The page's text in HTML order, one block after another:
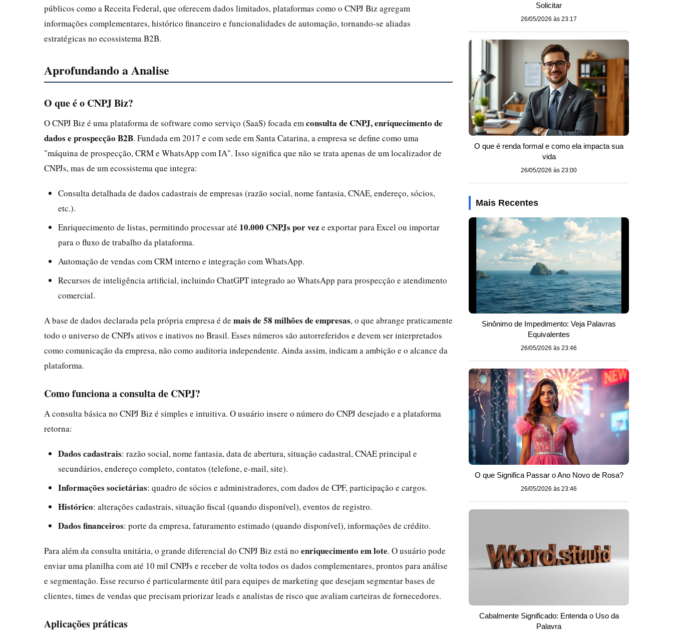
públicos como a Receita Federal, que oferecem dados limitados, plataformas como o CNPJ Biz agregam
informações complementares, histórico financeiro e funcionalidades de automação, tornando-se aliadas
estratégicas no ecossistema B2B.
Aprofundando a Analise
O que é o CNPJ Biz?
O CNPJ Biz é uma plataforma de software como serviço (SaaS) focada em consulta de CNPJ, enriquecimento de
dados e prospecção B2B. Fundada em 2017 e com sede em Santa Catarina, a empresa se define como uma
"máquina de prospecção, CRM e WhatsApp com IA". Isso significa que não se trata apenas de um localizador de
CNPJs, mas de um ecossistema que integra:
Consulta detalhada de dados cadastrais de empresas (razão social, nome fantasia, CNAE, endereço, sócios,
etc.).
Enriquecimento de listas, permitindo processar até 10.000 CNPJs por vez e exportar para Excel ou importar
para o fluxo de trabalho da plataforma.
Automação de vendas com CRM interno e integração com WhatsApp.
Recursos de inteligência artificial, incluindo ChatGPT integrado ao WhatsApp para prospecção e atendimento
comercial.
A base de dados declarada pela própria empresa é de mais de 58 milhões de empresas, o que abrange praticamente
todo o universo de CNPJs ativos e inativos no Brasil. Esses números são autorreferidos e devem ser interpretados
como comunicação da empresa, não como auditoria independente. Ainda assim, indicam a ambição e o alcance da
plataforma.
Como funciona a consulta de CNPJ?
A consulta básica no CNPJ Biz é simples e intuitiva. O usuário insere o número do CNPJ desejado e a plataforma
retorna:
Dados cadastrais: razão social, nome fantasia, data de abertura, situação cadastral, CNAE principal e
secundários, endereço completo, contatos (telefone, e-mail, site).
Informações societárias: quadro de sócios e administradores, com dados de CPF, participação e cargos.
Histórico: alterações cadastrais, situação fiscal (quando disponível), eventos de registro.
Dados financeiros: porte da empresa, faturamento estimado (quando disponível), informações de crédito.
Para além da consulta unitária, o grande diferencial do CNPJ Biz está no enriquecimento em lote. O usuário pode
enviar uma planilha com até 10 mil CNPJs e receber de volta todos os dados complementares, prontos para análise
e segmentação. Esse recurso é particularmente útil para equipes de marketing que desejam segmentar bases de
clientes, times de vendas que precisam priorizar leads e analistas de risco que avaliam carteiras de fornecedores.
Aplicações práticas
Solicitar
26/05/2026 às 23:17
O que é renda formal e como ela impacta sua
vida
26/05/2026 às 23:00
Mais Recentes
Sinônimo de Impedimento: Veja Palavras
Equivalentes
26/05/2026 às 23:46
O que Significa Passar o Ano Novo de Rosa?
26/05/2026 às 23:46
Cabalmente Significado: Entenda o Uso da
Palavra